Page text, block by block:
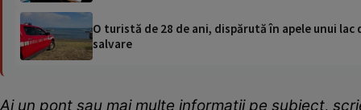
O turistă de 28 de ani, dispărută în apele unui
salvare
Ai un pont sau mai multe informații pe subiect,